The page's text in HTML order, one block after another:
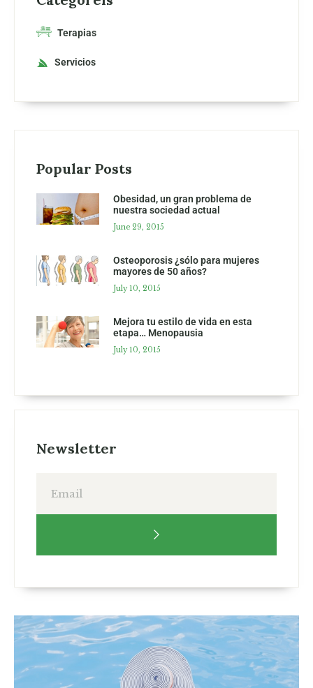
Terapias
Servicios
Popular Posts
Obesidad, un gran problema de
nuestra sociedad actual
June 29, 2015
Osteoporosis ¿sólo para mujeres
mayores de 50 años?
July 10, 2015
Mejora tu estilo de vida en esta
etapa… Menopausia
July 10, 2015
Newsletter